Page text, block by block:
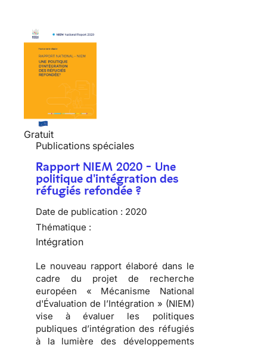
Gratuit
Publications spéciales
Rapport NIEM 2020 - Une
politique d'intégration des
réfugiés refondée ?
Date de publication : 2020
Thématique :
Intégration
Le nouveau rapport élaboré dans le
cadre du projet de recherche
européen « Mécanisme National
d'Évaluation de l’Intégration » (NIEM)
vise à évaluer les politiques
publiques d’intégration des réfugiés
à la lumière des développements